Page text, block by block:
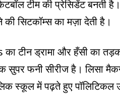
टीम की प्रेसिडेंट बनती
की सिटकॉम्स का मज़ा देती है।
टीन ड्रामा और हँसी का
फनी सीरीज है। लिसा
स्कूल में पढ़ते हुए